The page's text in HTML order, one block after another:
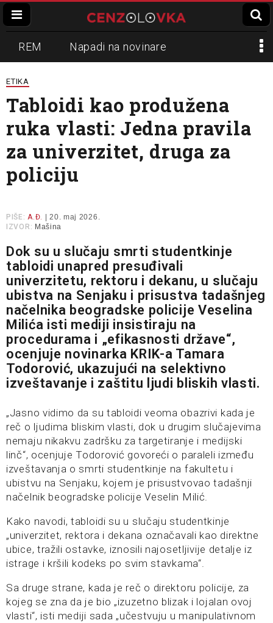
REM Napadi na novinare
Zvučni top
Propaganda Lokalni mediji
Informer Slavko Ćuruvija
ETIKA
Tabloidi kao produžena
ruka vlasti: Jedna pravila
za univerzitet, druga za
policiju
PIŠE: A.Đ.
| 20. maj 2026.
IZVOR: Mašina
Dok su u slučaju smrti studentkinje
tabloidi unapred presuđivali
univerzitetu, rektoru i dekanu, u slučaju
ubistva na Senjaku i prisustva tadašnjeg
načelnika beogradske policije Veselina
Milića isti mediji insistiraju na
procedurama i „efikasnosti države“,
ocenjuje novinarka KRIK-a Tamara
Todorović, ukazujući na selektivno
izveštavanje i zaštitu ljudi bliskih vlasti.
„Jasno vidimo da su tabloidi veoma obazrivi kada je
reč o ljudima bliskim vlasti, dok u drugim slučajevima
nemaju nikakvu zadršku za targetiranje i medijski
linč“, ocenjuje Todorović govoreći o paraleli između
izveštavanja o smrti studentkinje na fakultetu i
ubistvu na Senjaku, kojem je prisustvovao tadašnji
načelnik beogradske policije Veselin Milić.
Kako navodi, tabloidi su u slučaju studentkinje
„univerzitet, rektora i dekana označavali kao direktne
ubice, tražili ostavke, iznosili najosetljivije detalje iz
istrage i kršili kodeks po svim stavkama“.
Sa druge strane, kada je reč o direktoru policije, za
kojeg se zna da je bio „izuzetno blizak i lojalan ovoj
vlasti“, isti mediji sada „učestvuju u manipulativnom